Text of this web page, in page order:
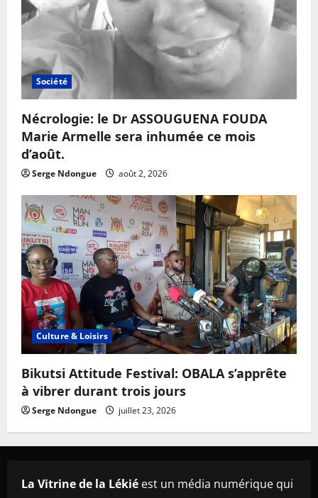
Société
Nécrologie: le Dr ASSOUGUENA FOUDA
Marie Armelle sera inhumée ce mois
d’août.
Serge Ndongue août 2, 2026
Culture & Loisirs
Bikutsi Attitude Festival: OBALA s’apprête
à vibrer durant trois jours
Serge Ndongue juillet 23, 2026
La Vitrine de la Lékié est un média numérique qui